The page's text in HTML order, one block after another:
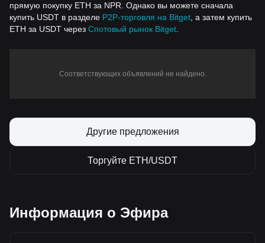
прямую покупку ETH за NPR. Однако вы можете сначала
купить USDT в разделе P2P-торговля на Bitget , а затем купить
ETH за USDT через Спотовый рынок Bitget
Соответствующих объявлений не найдено.
Другие предложения
Торгуйте ETH/USDT
Информация о Эфира